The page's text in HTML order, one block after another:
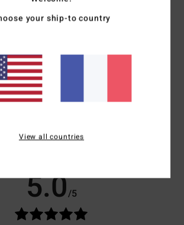
néoprène, 20% nylon
(Loi Agec)
5.0/5
your ship-to country
View all countries